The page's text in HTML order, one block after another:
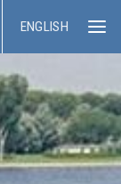
ENGLISH